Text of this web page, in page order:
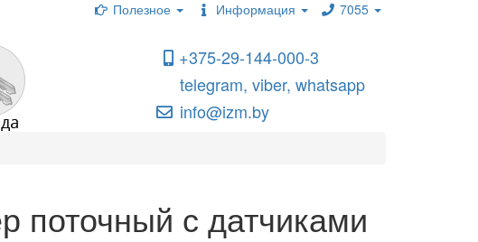
Полезное Информация 7055
+375-29-144-000-3
telegram, viber, whatsapp
info@izm.by
с датчиками